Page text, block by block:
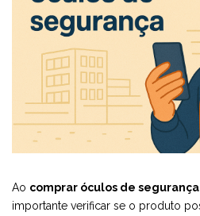
Ao comprar óculos de
importante verificar se o produto